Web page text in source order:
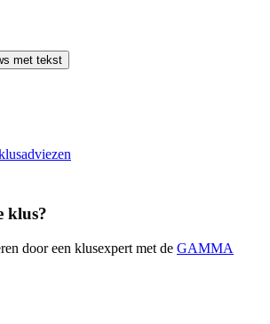
met tekst
klus?
door een klusexpert met de GAMMA